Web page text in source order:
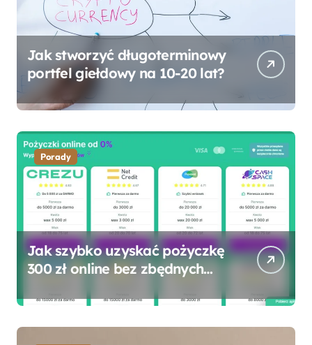
Jak stworzyć długoterminowy
portfel giełdowy na 10-20 lat?
Porady
Jak szybko uzyskać pożyczkę
300 zł online bez zbędnych